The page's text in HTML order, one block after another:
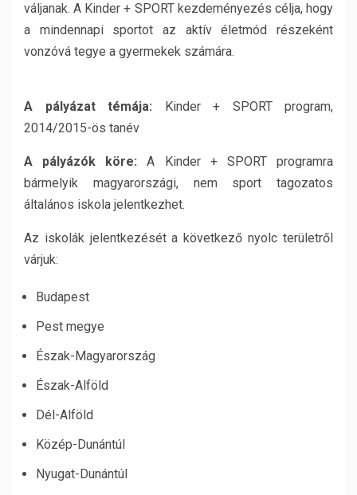
váljanak. A Kinder + SPORT kezdeményezés célja, hogy
a mindennapi sportot az aktív életmód részeként
vonzóvá tegye a gyermekek számára.
A pályázat témája: Kinder + SPORT program,
2014/2015-ös tanév
A pályázók köre: A Kinder + SPORT programra
bármelyik magyarországi, nem sport tagozatos
általános iskola jelentkezhet.
Az iskolák jelentkezését a következő nyolc területről
várjuk:
Budapest
Pest megye
Észak-Magyarország
Észak-Alföld
Dél-Alföld
Közép-Dunántúl
Nyugat-Dunántúl